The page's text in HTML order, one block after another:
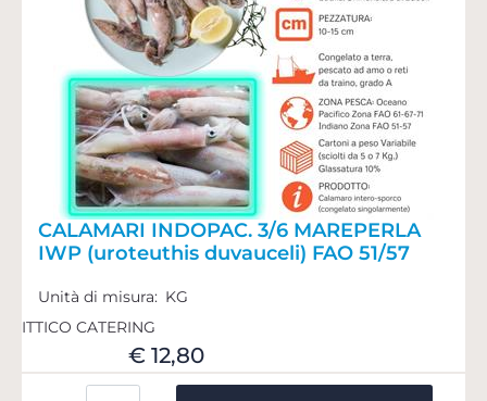
CALAMARI INDOPAC. 3/6 MAREPERLA
IWP (uroteuthis duvauceli) FAO 51/57
Unità di misura: KG
ITTICO CATERING
€ 12,80